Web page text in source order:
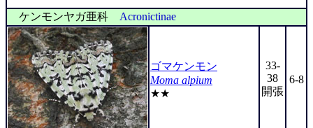
ケンモンヤガ亜科 Acronictinae
ゴマケンモン
Moma alpium
★★
33-
38
開張
6-8